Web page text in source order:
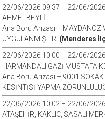
22/06/2026 09:37 – 22/06/
AHMETBEYLİ
Ana Boru Arızası – MAYDANOZ
UYGULANMIŞTIR. (Menderes
22/06/2026 10:00 – 22/06/
HARMANDALI GAZİ MUSTAFA
Ana Boru Arızası – 9001
KESİNTİSİ YAPMA
22/06/2026 10:02 – 22/06/
ATAŞEHİR, KAKLIÇ, SASALI